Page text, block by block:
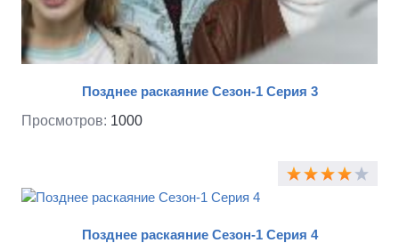
Позднее раскаяние Сезон-1 Серия 3
Просмотров: 1000
Позднее раскаяние Сезон-1 Серия 4